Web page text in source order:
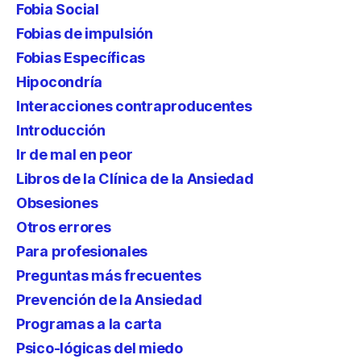
Fobia Social
Fobias de impulsión
Fobias Específicas
Hipocondría
Interacciones contraproducentes
Introducción
Ir de mal en peor
Libros de la Clínica de la Ansiedad
Obsesiones
Otros errores
Para profesionales
Preguntas más frecuentes
Prevención de la Ansiedad
Programas a la carta
Psico-lógicas del miedo